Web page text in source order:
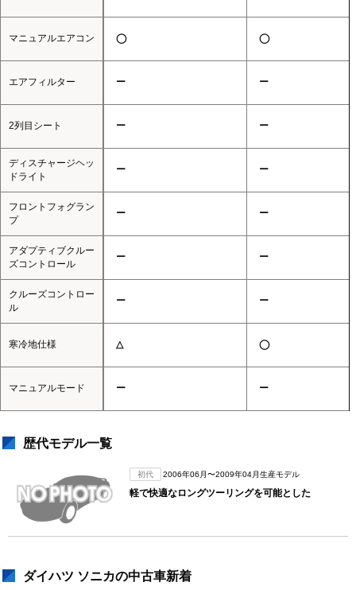
マニュアルエアコン
エアフィルター
2列目シート
ディスチャージヘッ
ドライト
フロントフォグラン
プ
アダプティブクルー
ズコントロール
クルーズコントロー
ル
寒冷地仕様
マニュアルモード
◯ ◯
ー ー
ー ー
ー ー
ー ー
ー ー
ー ー
△ ◯
ー ー
歴代モデル一覧
初代 2006年06月〜2009年04月生産モデル
軽で快適なロングツーリングを可能とした
ダイハツ ソニカの中古車新着